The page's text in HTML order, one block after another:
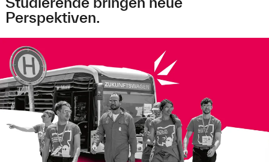
Perspektiven.